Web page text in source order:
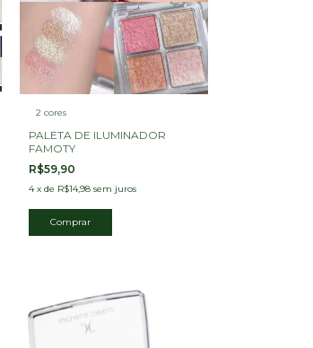
2 cores
PALETA DE ILUMINADOR
FAMOTY
R$59,90
4 x de R$14,98 sem juros
Comprar